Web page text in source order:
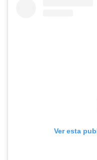
Ver esta